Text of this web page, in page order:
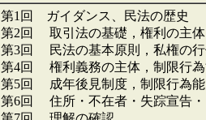
第1回 ガイダンス、民法の歴史
第2回 取引法の基礎，権利の主体
第3回 民法の基本原則，私権の行
第4回 権利義務の主体，制限行為
第5回 成年後見制度，制限行為能
第6回 住所・不在者・失踪宣告・